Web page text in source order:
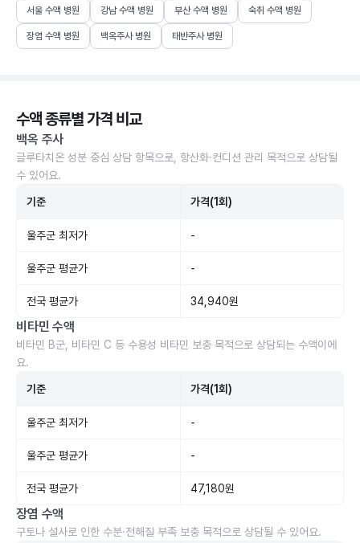
서울 수액 병원 강남 수액 병원 부산 수액 병원 숙취 수액 병원
장염 수액 병원 백옥주사 병원 태반주사 병원
수액 종류별 가격 비교
백옥 주사
글루타치온 성분 중심 상담 항목으로, 항산화·컨디션 관리 목적으로 상담될
수 있어요.
기준 가격(1회)
울주군 최저가 -
울주군 평균가 -
전국 평균가 34,940원
비타민 수액
비타민 B군, 비타민 C 등 수용성 비타민 보충 목적으로 상담되는 수액이에
요.
기준 가격(1회)
울주군 최저가 -
울주군 평균가 -
전국 평균가 47,180원
장염 수액
구토나 설사로 인한 수분·전해질 부족 보충 목적으로 상담될 수 있어요.